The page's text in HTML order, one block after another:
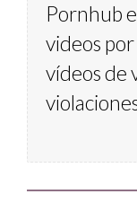
Pornhub
videos
vídeos de